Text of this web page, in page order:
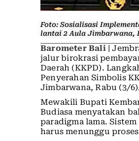
Foto: Sosialisasi
lantai 2 Aula Jimbarwana,
Barometer Bali
|
jalur birokrasi
Daerah (KKPD).
Penyerahan Simbolis
Jimbarwana, Rabu (3/
Mewakili Bupati
Budiasa menyatakan
paradigma lama.
harus menunggu